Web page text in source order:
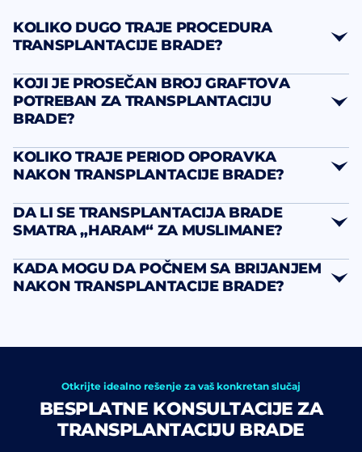
KOLIKO DUGO TRAJE PROCEDURA
TRANSPLANTACIJE BRADE?
KOJI JE PROSEČAN BROJ GRAFTOVA
POTREBAN ZA TRANSPLANTACIJU
BRADE?
KOLIKO TRAJE PERIOD OPORAVKA
NAKON TRANSPLANTACIJE BRADE?
DA LI SE TRANSPLANTACIJA BRADE
SMATRA „HARAM“ ZA MUSLIMANE?
KADA MOGU DA POČNEM SA BRIJANJEM
NAKON TRANSPLANTACIJE BRADE?
Otkrijte idealno rešenje za vaš konkretan slučaj
BESPLATNE KONSULTACIJE ZA
TRANSPLANTACIJU BRADE